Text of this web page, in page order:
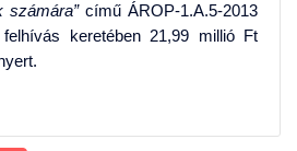
számára”című ÁROP-1.A.5-2013
keretében 21,99 millió Ft